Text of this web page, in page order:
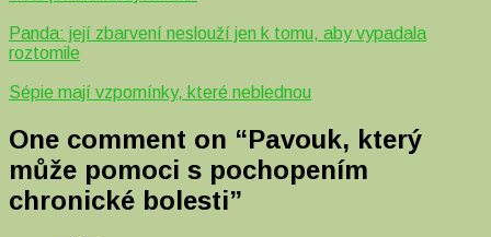
Panda: její zbarvení neslouží jen k tomu, aby vypadala
roztomile
Sépie mají vzpomínky, které neblednou
One comment on “Pavouk, který
může pomoci s pochopením
chronické bolesti”